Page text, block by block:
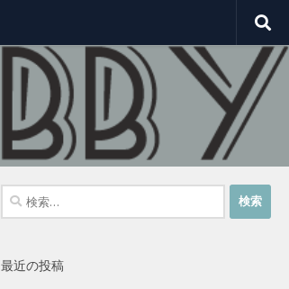
検
索:
最近の投稿